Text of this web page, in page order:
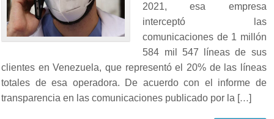
2021, esa empresa
interceptó las
comunicaciones de 1 millón
584 mil 547 líneas de sus
clientes en Venezuela, que representó el 20% de las líneas
totales de esa operadora. De acuerdo con el informe de
transparencia en las comunicaciones publicado por la […]